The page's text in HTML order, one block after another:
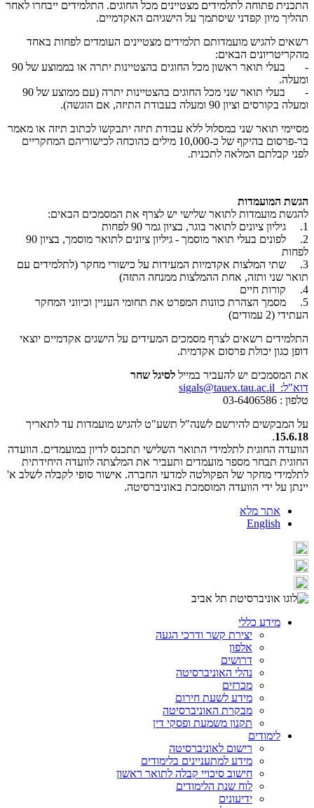
התכנית פתוחה לתלמידים מצטיינים מכל החוגים. התלמידים ייבחרו לאחר
תהליך מיון קפדני שיסתמך על הישגיהם האקדמיים.
רשאים להגיש מועמדותם תלמידים מצטיינים העומדים לפחות באחד
מהקריטריונים הבאים:
- בעלי תואר ראשון מכל החוגים בהצטיינות יתרה או בממוצע של 90
ומעלה.
- בעלי תואר שני מכל החוגים בהצטיינות יתרה (עם ממוצע של 90
ומעלה בקורסים וציון 90 ומעלה בעבודת התיזה, אם הוגשה).
מסיימי תואר שני במסלול ללא עבודת תיזה יתבקשו לכתוב תיזה או מאמר
בר-פרסום בהיקף של כ-10,000 מילים כהוכחה לכישוריהם המחקריים
לפני קבלתם המלאה לתכנית.
הגשת המועמדות
להגשת מועמדות לתואר שלישי יש לצרף את המסמכים הבאים:
1. גיליון ציונים לתואר בוגר, בציון גמר 90 לפחות
2. לפונים בעלי תואר מוסמך - גיליון ציונים לתואר מוסמך, בציון 90
לפחות
3. שתי המלצות אקדמיות המעידות על כישורי מחקר (לתלמידים עם
תואר שני ותזה, אחת ההמלצות ממנחה התזה)
4. קורות חיים
5. מסמך הצהרת כוונות המפרט את תחומי העניין וכיווני המחקר
העתידי (2 עמודים)
התלמידים רשאים לצרף מסמכים המעידים על הישגים אקדמיים יוצאי
דופן כגון יכולת פרסום אקדמית.
את המסמכים יש להעביר במייל לסיגל שחר
דוא"ל: sigals@tauex.tau.ac.il
טלפון : 03-6406586
על המבקשים להירשם לשנה"ל תשע"ט להגיש מועמדות עד לתאריך
15.6.18
.
​הוועדה החוגית לתלמידי התואר השלישי תתכנס לדיון במועמדים. הוועדה
החוגית תבחר מספר מועמדים ותעביר את המלצתה לוועדה היחידתית
לתלמידי מחקר של הפקולטה למדעי החברה. אישור סופי לקבלה לשלב א'
יינתן על ידי הוועדה המוסמכת באוניברסיטה.
אתר מלא
English
מידע כללי
יצירת קשר ודרכי הגעה
אלפון
דרושים
נהלי האוניברסיטה
מכרזים
מידע לשעת חירום
מבקרת האוניברסיטה
תקנון משמעת ופסקי דין
לימודים
רישום לאוניברסיטה
מידע למתעניינים בלימודים
חישוב סיכויי קבלה לתואר ראשון
לוח שנת הלימודים
ידיעונים